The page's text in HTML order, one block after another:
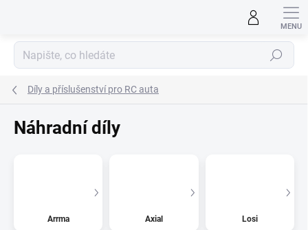
Hledat
Díly a příslušenství pro RC auta
Náhradní díly
Arrma Axial Losi